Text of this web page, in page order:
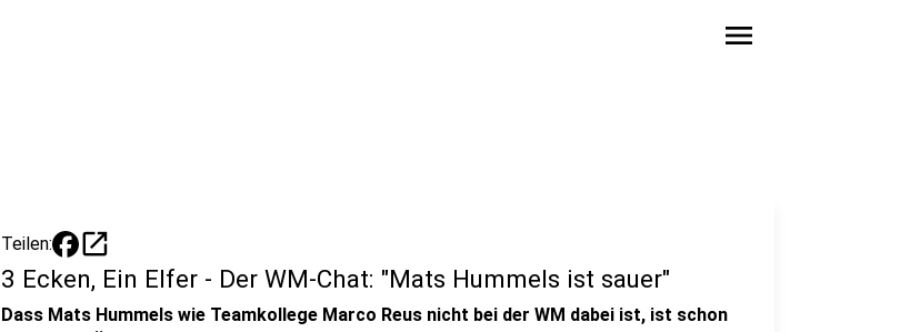
menu
Teilen: open_in_new
3 Ecken, Ein Elfer - Der WM-Chat: "Mats Hummels ist sauer"
Dass Mats Hummels wie Teamkollege Marco Reus nicht bei der WM dabei ist, ist schon